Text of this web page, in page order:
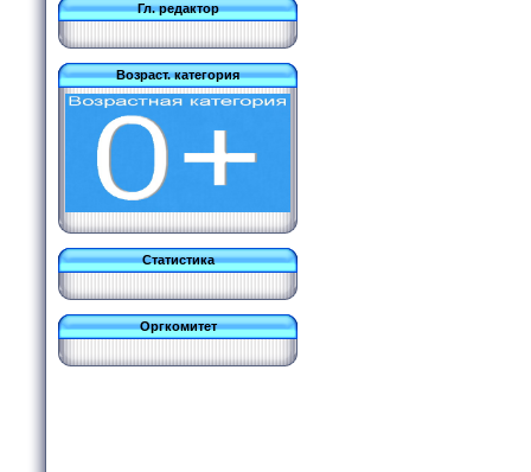
Гл. редактор
Возраст. категория
Статистика
Оргкомитет